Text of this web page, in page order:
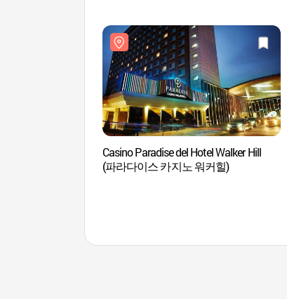
Casino Paradise del Hotel Walker Hill
(파라다이스 카지노 워커힐)